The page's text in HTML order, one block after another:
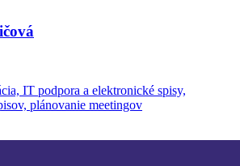
IT podpora a elektronické spisy,
plánovanie meetingov